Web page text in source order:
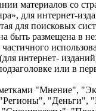
материалов со
для интернет-
для поисковых
быть размещена в
интернет-
или в
"Мнение",
"Деньги",